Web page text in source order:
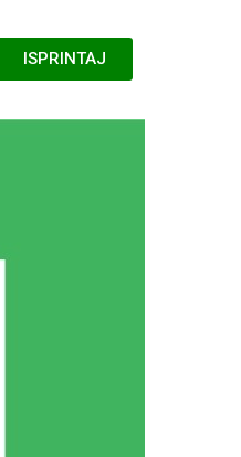
ISPRINTAJ